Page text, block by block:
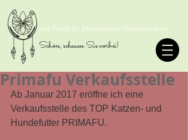
Ihre Praxis für ganzheitliche Tiergesundheit
Schön, schauen Sie vorbei!
Primafu Verkaufsstelle
Ab Januar 2017 eröffne ich eine
Verkaufsstelle des TOP Katzen- und
Hundefutter PRIMAFU.